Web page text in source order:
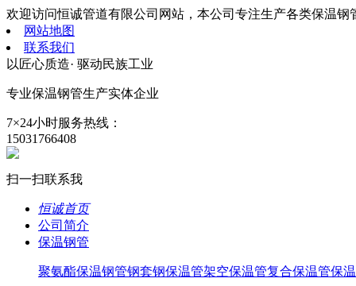
欢迎访问恒诚管道有限公司网站，本公司专注生产各类保温
网站地图
联系我们
以匠心质造· 驱动民族工业
专业保温钢管生产实体企业
7×24小时服务热线：
15031766408
扫一扫联系我
恒诚首页
公司简介
保温钢管
聚氨酯保温钢管钢套钢保温管架空保温管复合保温管保